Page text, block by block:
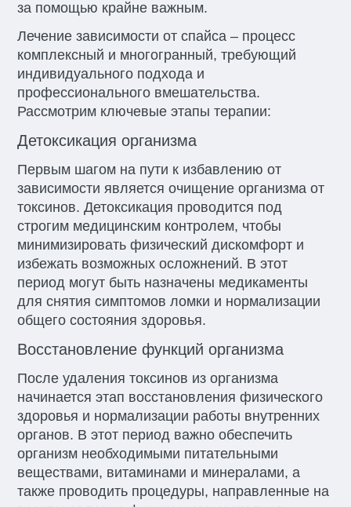
за помощью крайне важным.
Лечение зависимости от спайса – процесс
комплексный и многогранный, требующий
индивидуального подхода и
профессионального вмешательства.
Рассмотрим ключевые этапы терапии:
Детоксикация организма
Первым шагом на пути к избавлению от
зависимости является очищение организма от
токсинов. Детоксикация проводится под
строгим медицинским контролем, чтобы
минимизировать физический дискомфорт и
избежать возможных осложнений. В этот
период могут быть назначены медикаменты
для снятия симптомов ломки и нормализации
общего состояния здоровья.
Восстановление функций организма
После удаления токсинов из организма
начинается этап восстановления физического
здоровья и нормализации работы внутренних
органов. В этот период важно обеспечить
организм необходимыми питательными
веществами, витаминами и минералами, а
также проводить процедуры, направленные на